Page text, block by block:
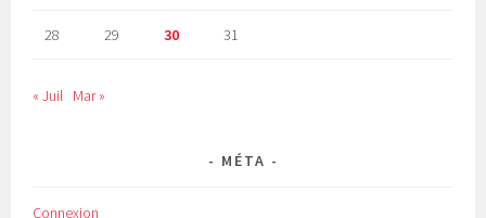
28 29 30 31
« Juil Mar »
MÉTA
Connexion